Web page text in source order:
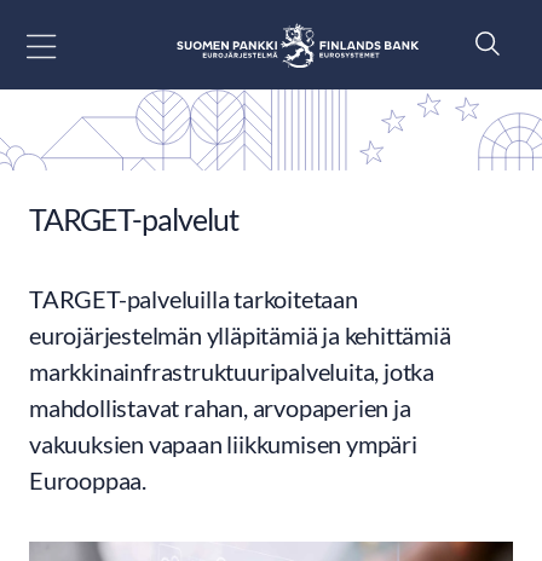
TARGET-palvelut
TARGET-palveluilla tarkoitetaan
eurojärjestelmän ylläpitämiä ja kehittämiä
markkinainfrastruktuuripalveluita, jotka
mahdollistavat rahan, arvopaperien ja
vakuuksien vapaan liikkumisen ympäri
Eurooppaa.